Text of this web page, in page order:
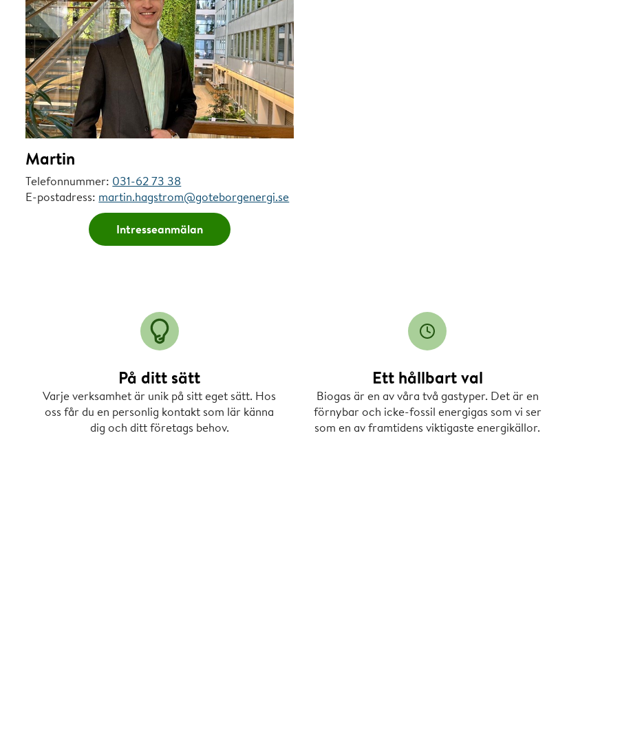
Martin
Telefonnummer: 031-62 73 38
E-postadress: martin.hagstrom@goteborgenergi.se
Intresseanmälan
På ditt sätt
Varje verksamhet är unik på sitt eget sätt. Hos
oss får du en personlig kontakt som lär känna
dig och ditt företags behov.
Ett hållbart val
Biogas är en av våra två gastyper. Det är en
förnybar och icke-fossil energigas som vi ser
som en av framtidens viktigaste energikällor.